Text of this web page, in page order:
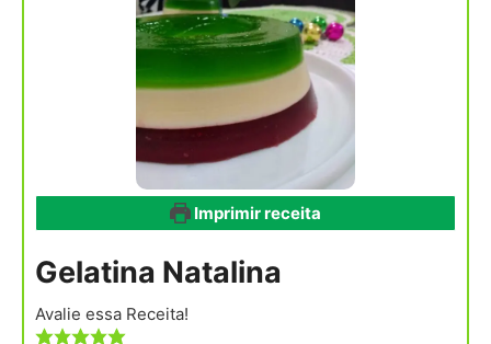
Imprimir receita
Gelatina Natalina
Avalie essa Receita!